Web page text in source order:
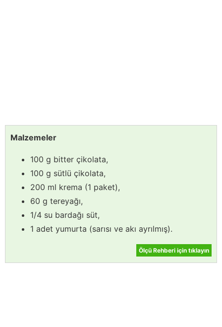
Malzemeler
100 g bitter çikolata,
100 g sütlü çikolata,
200 ml krema (1 paket),
60 g tereyağı,
1/4 su bardağı süt,
1 adet yumurta (sarısı ve akı ayrılmış).
Ölçü Rehberi için tıklayın